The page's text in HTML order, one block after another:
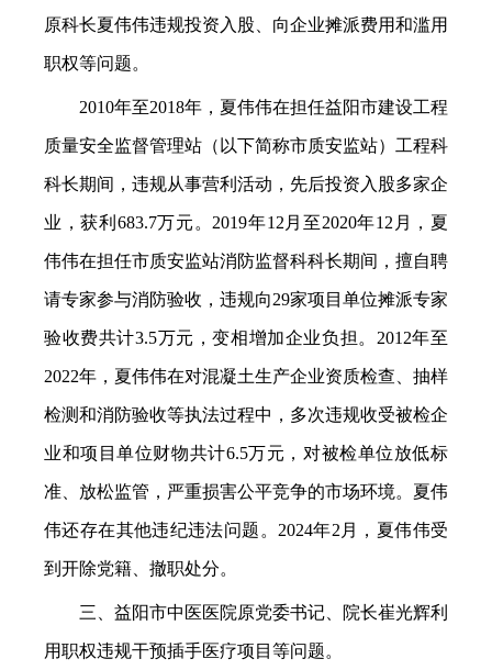
原科长夏伟伟违规投资入股、向企业摊派费用和滥用
职权等问题。
2010年至2018年，夏伟伟在担任益阳市建设工程
质量安全监督管理站（以下简称市质安监站）工程科
科长期间，违规从事营利活动，先后投资入股多家企
业，获利683.7万元。2019年12月至2020年12月，夏
伟伟在担任市质安监站消防监督科科长期间，擅自聘
请专家参与消防验收，违规向29家项目单位摊派专家
验收费共计3.5万元，变相增加企业负担。2012年至
2022年，夏伟伟在对混凝土生产企业资质检查、抽样
检测和消防验收等执法过程中，多次违规收受被检企
业和项目单位财物共计6.5万元，对被检单位放低标
准、放松监管，严重损害公平竞争的市场环境。夏伟
伟还存在其他违纪违法问题。2024年2月，夏伟伟受
到开除党籍、撤职处分。
三、益阳市中医医院原党委书记、院长崔光辉利
用职权违规干预插手医疗项目等问题。